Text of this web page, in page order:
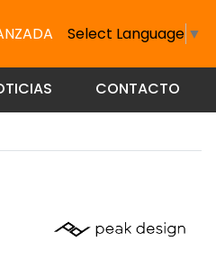
Select Language ▼
CONTACTO